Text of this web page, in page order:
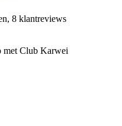
8 klantreviews
met Club Karwei